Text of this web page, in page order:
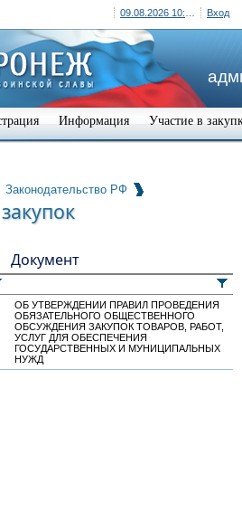
Вход
Информация Участие в
Законодательство РФ
Документ
ОБ УТВЕРЖДЕНИИ ПРАВИЛ ПРОВЕДЕНИЯ
ОБЯЗАТЕЛЬНОГО ОБЩЕСТВЕННОГО
ОБСУЖДЕНИЯ ЗАКУПОК ТОВАРОВ, РАБОТ,
УСЛУГ ДЛЯ ОБЕСПЕЧЕНИЯ
ГОСУДАРСТВЕННЫХ И МУНИЦИПАЛЬНЫХ
НУЖД